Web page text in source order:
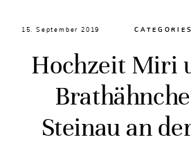
15. September 2019
Hochzeit Miri
Steinau an